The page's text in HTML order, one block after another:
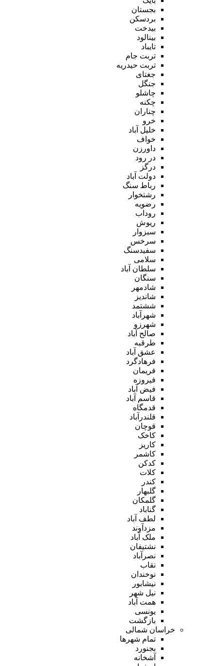
بجستان
بردسکن
بیدخت
بینالود
تایباد
تربت جام
تربت حیدریه
جغتای
جنگل
چاشلو
چکنه
چناران
خرو
خلیل آباد
خواف
داورزن
در رود
درگز
دولت آباد
رباط سنگ
رشتخوار
رضویه
روداب
ریوش
سبزوار
سرخس
سفیدسنگ
سلامی
سلطان آباد
سنگان
شادمهر
شاندیز
ششتمد
شهرآباد
شهرزو
صالح آباد
طرقبه
عشق آباد
فرهادگرد
فریمان
فیروزه
فیض آباد
قاسم آباد
قدمگاه
قلندرآباد
قوچان
کاخک
کاریز
کاشمر
کدکن
کلات
کندر
گلبهار
گلمکان
گناباد
لطف آباد
مزدآوند
ملک آباد
نشتیفان
نصرآباد
نقاب
نوخندان
نیشابور
نیل شهر
همت آباد
یونسی
بازگشت
خراسان شمالی
تمام شهر‌ها
بجنورد
آشخانه